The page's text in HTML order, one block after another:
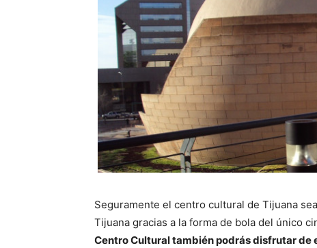
Seguramente el centro cultural de Tijuana
Tijuana gracias a la forma de bola del único
Centro Cultural también podrás disfrutar